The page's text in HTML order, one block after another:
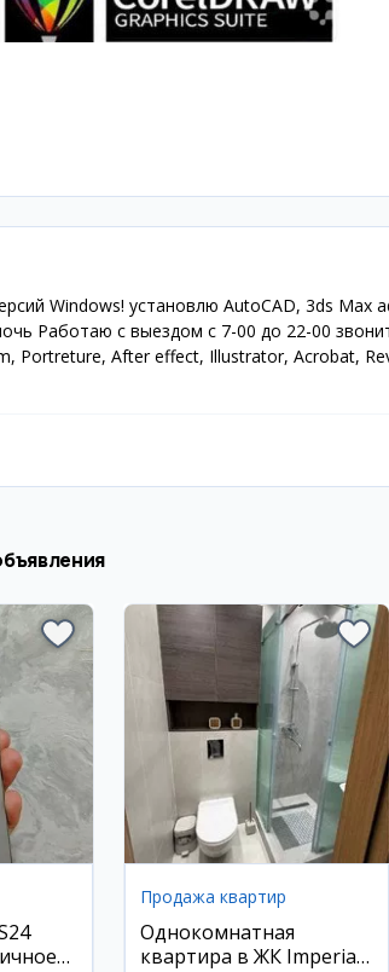
Windows! установлю AutoCAD, 3ds
Работаю с выездом с 7-00 до 22-00
Portreture, After effect, Illustrator, Acrobat,
Продажа квартир
Однокомнатная
квартира в ЖК Imperial